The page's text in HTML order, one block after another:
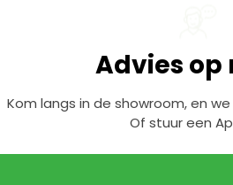
Advies
Kom langs in de showroom, en
Of stuur een